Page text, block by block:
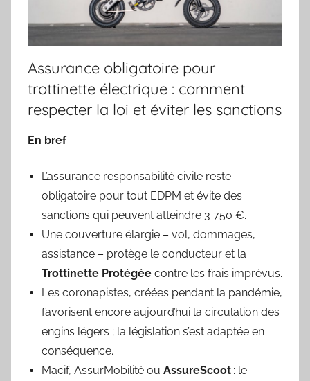
Assurance obligatoire pour
trottinette électrique : comment
respecter la loi et éviter les sanctions
En bref
L’assurance responsabilité civile reste
obligatoire pour tout EDPM et évite des
sanctions qui peuvent atteindre 3 750 €.
Une couverture élargie – vol, dommages,
assistance – protège le conducteur et la
Trottinette Protégée contre les frais imprévus.
Les coronapistes, créées pendant la pandémie,
favorisent encore aujourd’hui la circulation des
engins légers ; la législation s’est adaptée en
conséquence.
Macif, AssurMobilité ou AssureScoot : le